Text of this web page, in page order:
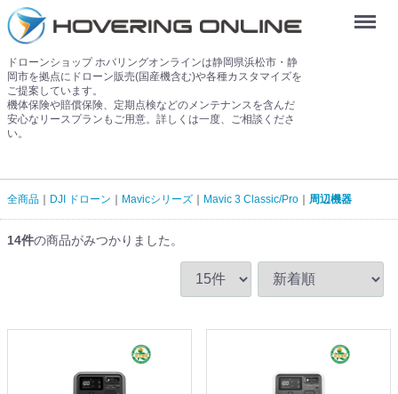
ドローンショップ ホバリングオンラインは静岡県浜松市・静
岡市を拠点にドローン販売(国産機含む)や各種カスタマイズを
ご提案しています。
機体保険や賠償保険、定期点検などのメンテナンスを含んだ
安心なリースプランもご用意。詳しくは一度、ご相談くださ
い。
Menu
全商品 DJI ドローン Mavicシリーズ Mavic 3 Classic/Pro 周辺機器
14件の商品がみつかりました。